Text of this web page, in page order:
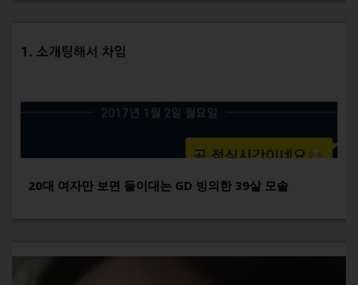
20대 여자만 보면 들이대는 GD 빙의한 39살 모솔